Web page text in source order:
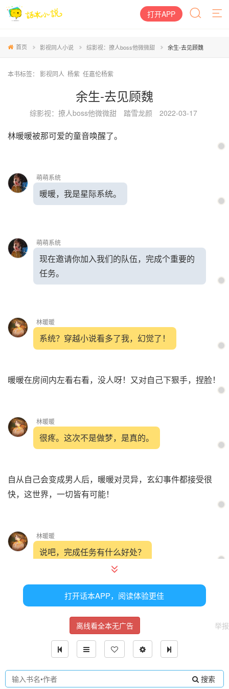
打开APP
首页 影视同人小说 综影视：撩人boss他微微甜 余生-去见顾魏
本书标签： 影视同人 杨紫 任嘉伦杨紫
余生-去见顾魏
综影视：撩人boss他微微甜 踏雪龙颜 2022-03-17
林暖暖被那可爱的童音唤醒了。
萌萌系统
暖暖，我是星际系统。
萌萌系统
现在邀请你加入我们的队伍，完成个重要的
任务。
林暖暖
系统？穿越小说看多了我，幻觉了！
暖暖在房间内左看右看，没人呀！又对自己下狠手，捏脸！
林暖暖
很疼。这次不是做梦，是真的。
自从自己会变成男人后，暖暖对灵异，玄幻事件都接受很
快，这世界，一切皆有可能！
林暖暖
说吧，完成任务有什么好处？
可以实现你现实世界的一个愿望。
真的是想瞌睡就有人送枕头，林暖暖觉得自己的不可能实现
的愿望。
打开话本APP，阅读体验更佳
离线看全本无广告 举报
搜索